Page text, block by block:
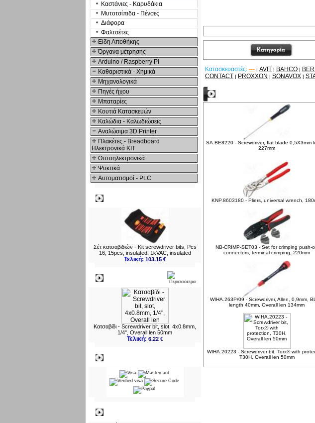
Καστάνιες - Καρυδάκια
Μυτοτσίπιδα - Πένσες
Διάφορα
Φαλτσέτες
Είδη Αποθήκης
Όργανα μέτρησης
Arduino / Raspberry Pi
Καθαριστικά - Χημικά
Μηχανολογικά
Πηγές ήχου
Μπαταρίες
Κουτιά Κατασκευών
Καλώδια - Καλωδιώσεις
Αναλώσιμα 3D Printer
Πλακέτες - Breadboard
Ηλεκτρονικά ΚΙΤ
Οπτοηλεκτρονικά
Ψυκτικά
Αυτοματισμοί - PLC
Σέτ κατσαβιδιών - Kit screwdriver bits, Pcs
16, 15pcs, insulated, 1kVAC, insulated
Τελική: 103.15 €
Κατσαβίδι - Screwdriver bit, slot, 4x0.8mm,
1/4", Overall len 50mm
Τελική: 6.22 €
Κατασκευαστές: --- | AVIT | BAHCO |
CONTACT | PROXXON | SONAVOX |
SA.BE8220 - Screwdriver, flat blade 0,5X3mm
227mm
KNP.8603180 - Pliers, universal wrench,
NB-CRIMP-SET03 - Set for crimping push-
connectors, terminal crimping, 220mm
WIHA.263P/09 - Screwdriver, Allen, 0,9mm,
length 40mm, Overall len 134mm
WIHA.20223 - Screwdriver bit, Torx® with
T30H, Overall len 50mm